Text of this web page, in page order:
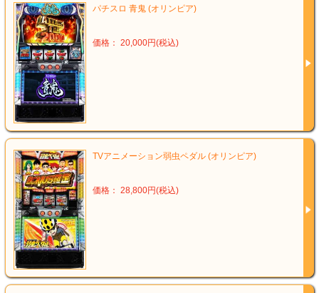
パチスロ 青鬼 (オリンピア)
価格： 20,000円(税込)
TVアニメーション弱虫ペダル (オリンピア)
価格： 28,800円(税込)